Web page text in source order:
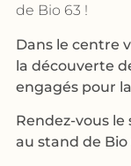
de Bio 63 !
Dans le centre
la découverte
engagés pour
Rendez-vous le
au stand de Bio